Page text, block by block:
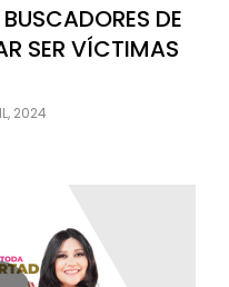
DE
SER VÍCTIMAS
2024